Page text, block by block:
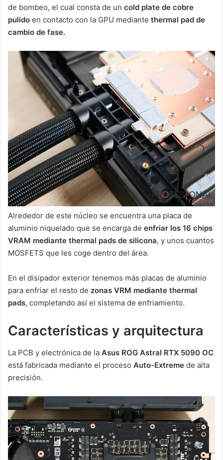
de bombeo, el cual consta de un cold plate de cobre
pulido en contacto con la GPU mediante thermal pad de
cambio de fase.
Alrededor de este núcleo se encuentra una placa de
aluminio niquelado que se encarga de enfriar los 16 chips
VRAM mediante thermal pads de silicona, y unos cuantos
MOSFETS que les coge dentro del área.
En el disipador exterior tenemos más placas de aluminio
para enfriar el resto de zonas VRM mediante thermal
pads, completando así el sistema de enfriamiento.
Características y arquitectura
La PCB y electrónica de la Asus ROG Astral RTX 5090 OC
está fabricada mediante el proceso Auto-Extreme de alta
precisión.